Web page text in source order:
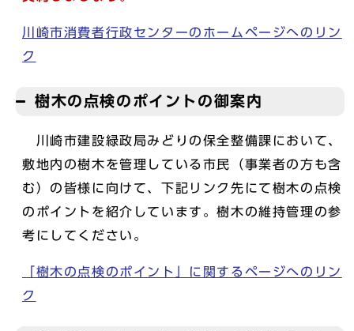
川崎市消費者行政センターのホームページへのリン
ク
樹木の点検のポイントの御案内
川崎市建設緑政局みどりの保全整備課において、
敷地内の樹木を管理している市民（事業者の方も含
む）の皆様に向けて、下記リンク先にて樹木の点検
のポイントを紹介しています。樹木の維持管理の参
考にしてください。
「樹木の点検のポイント」に関するページへのリン
ク